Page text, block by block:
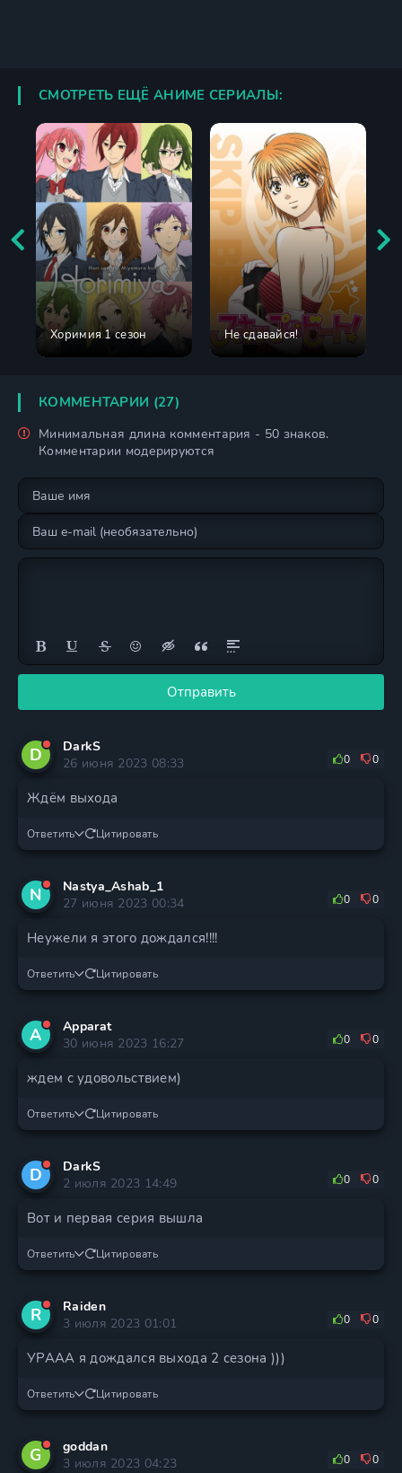
СМОТРЕТЬ ЕЩЁ АНИМЕ СЕРИАЛЫ:
Хоримия 1 сезон Не сдавайся!
КОММЕНТАРИИ (27)
Минимальная длина комментария - 50 знаков.
Комментарии модерируются
Отправить
D
DarkS
26 июня 2023 08:33
0 0
Ждём выхода
Ответить Цитировать
N
Nastya_Ashab_1
27 июня 2023 00:34
0 0
Неужели я этого дождался!!!!
Ответить Цитировать
A
Apparat
30 июня 2023 16:27
0 0
ждем с удовольствием)
Ответить Цитировать
D
DarkS
2 июля 2023 14:49
0 0
Вот и первая серия вышла
Ответить Цитировать
R
Raiden
3 июля 2023 01:01
0 0
УРААА я дождался выхода 2 сезона )))
Ответить Цитировать
G
goddan
3 июля 2023 04:23
0 0